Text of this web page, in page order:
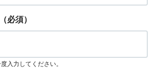
（必須）
入力してください。